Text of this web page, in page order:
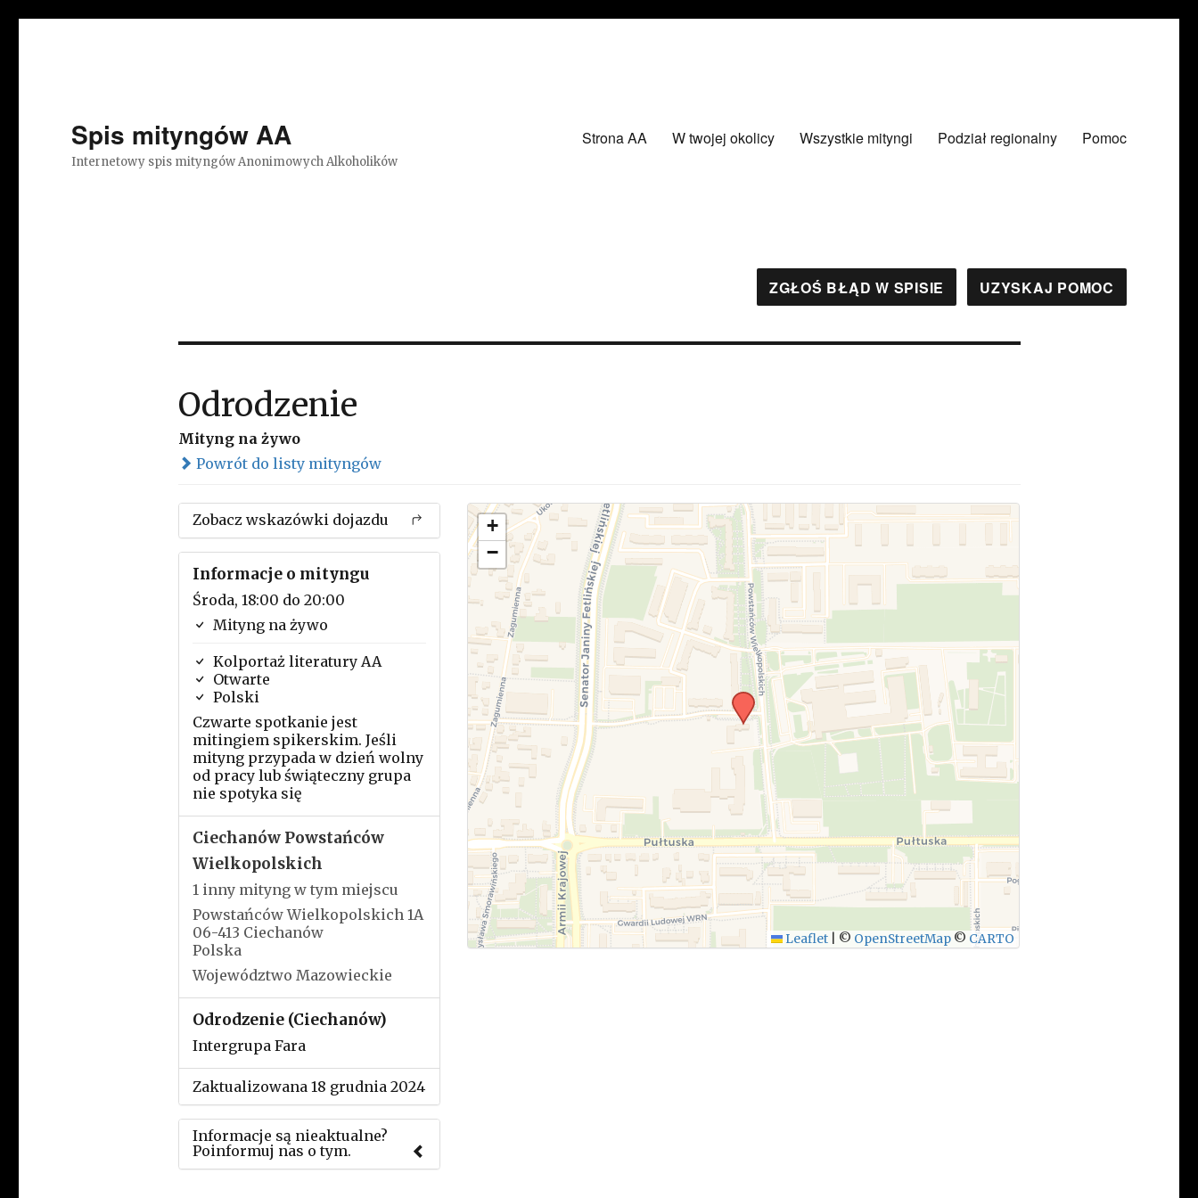
Spis mityngów AA
Internetowy spis mityngów Anonimowych Alkoholików
Strona AA W twojej okolicy Wszystkie mityngi Podział regionalny Pomoc
ZGŁOŚ BŁĄD W SPISIE UZYSKAJ POMOC
Odrodzenie
Mityng na żywo
Powrót do listy mityngów
Zobacz wskazówki dojazdu
Informacje o mityngu
Środa, 18:00 do 20:00
Mityng na żywo
Kolportaż literatury AA
Otwarte
Polski
Czwarte spotkanie jest
mitingiem spikerskim. Jeśli
mityng przypada w dzień wolny
od pracy lub świąteczny grupa
nie spotyka się
Ciechanów Powstańców
Wielkopolskich
1 inny mityng w tym miejscu
Powstańców Wielkopolskich 1A
06-413 Ciechanów
Polska
Województwo Mazowieckie
Odrodzenie (Ciechanów)
Intergrupa Fara
Zaktualizowana 18 grudnia 2024
Informacje są nieaktualne?
Poinformuj nas o tym.
+
−
Leaflet © OpenStreetMap © CARTO